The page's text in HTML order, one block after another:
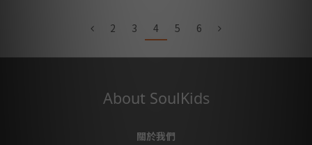
2 3 4 5 6
About SoulKids
關於我們